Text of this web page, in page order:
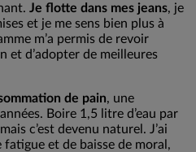
Je flotte dans mes jeans, je
et je me sens bien plus à
m’a permis de revoir
et d’adopter de meilleures
de pain, une
Boire 1,5 litre d’eau par
c’est devenu naturel. J’ai
et de baisse de moral,